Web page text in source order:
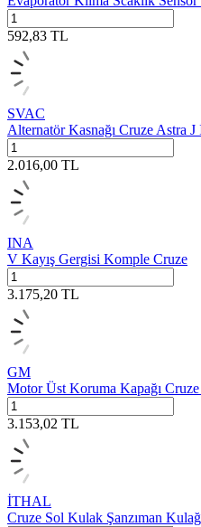
592,83 TL
SVAC
Alternatör Kasnağı Cruze Astra J
2.016,00 TL
INA
V Kayış Gergisi Komple Cruze
3.175,20 TL
GM
Motor Üst Koruma Kapağı
3.153,02 TL
İTHAL
Cruze Sol Kulak Şanzıman